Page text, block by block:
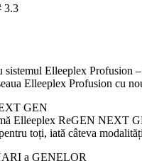
3.3
Elleeplex Profusion
Elleeplex Profusion cu
GEN
Elleeplex ReGEN NEXT
toți, iată câteva
a GENELOR